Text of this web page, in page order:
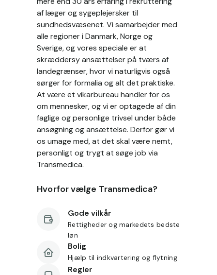
af læger og sygeplejersker til
sundhedsvæsenet. Vi samarbejder med
alle regioner i Danmark, Norge og
Sverige, og vores speciale er at
skræddersy ansættelser på tværs af
landegrænser, hvor vi naturligvis også
sørger for formalia og alt det praktiske.
At være et vikarbureau handler for os
om mennesker, og vi er optagede af din
faglige og personlige trivsel under både
ansøgning og ansættelse. Derfor gør vi
os umage med, at det skal være nemt,
personligt og trygt at søge job via
Transmedica.
Hvorfor vælge Transmedica?
Gode vilkår
Rettigheder og markedets bedste
løn
Bolig
Hjælp til indkvartering og flytning
Regler